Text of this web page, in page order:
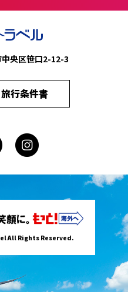
央区笹口2-12-3
行条件書
All Rights Reserved.